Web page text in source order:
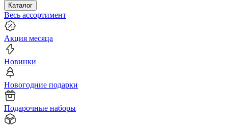
Каталог
Весь ассортимент
Акция месяца
Новинки
Новогодние подарки
Подарочные наборы